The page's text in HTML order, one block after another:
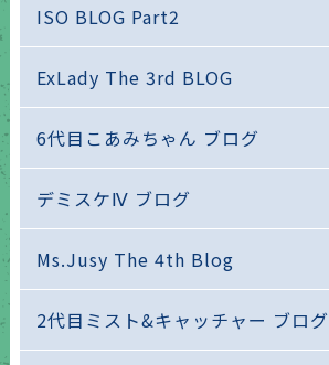
ISO BLOG Part2
ExLady The 3rd BLOG
6代目こあみちゃん ブログ
デミスケⅣ ブログ
Ms.Jusy The 4th Blog
2代目ミスト&キャッチャー ブログ